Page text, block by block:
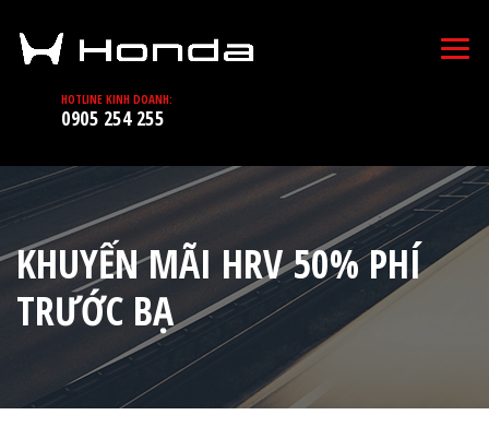
HOTLINE KINH DOANH:
0905 254 255
KHUYẾN MÃI HRV 50% PHÍ
TRƯỚC BẠ